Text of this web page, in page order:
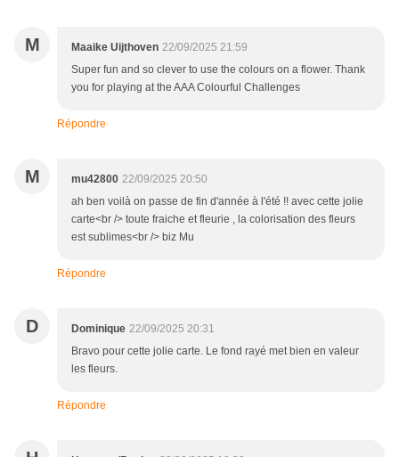
M Maaike Uijthoven 22/09/2025 21:59
Super fun and so clever to use the colours on a flower. Thank
you for playing at the AAA Colourful Challenges
Répondre
M mu42800 22/09/2025 20:50
ah ben voilà on passe de fin d'année à l'été !! avec cette jolie
carte<br /> toute fraiche et fleurie , la colorisation des fleurs
est sublimes<br /> biz Mu
Répondre
D Dominique 22/09/2025 20:31
Bravo pour cette jolie carte. Le fond rayé met bien en valeur
les fleurs.
Répondre